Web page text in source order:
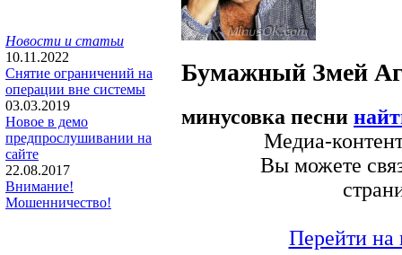
Новости и статьи
10.11.2022
Снятие ограничений на
операции вне системы
03.03.2019
Новое в демо
предпрослушивании на
сайте
22.08.2017
Внимание!
Мошенничество!
Бумажный Змей
минусовка песни
Медиа-
Вы можете
Перейти на